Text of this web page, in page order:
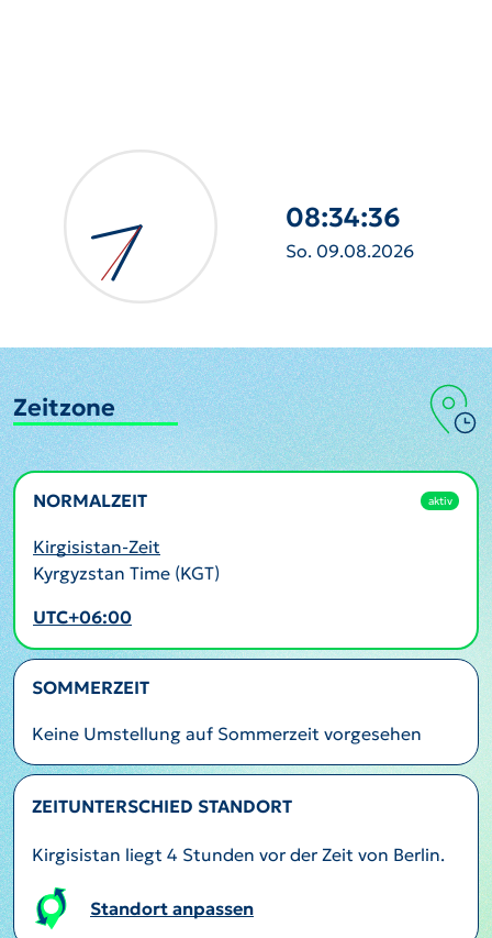
08:34:38
So. 09.08.2026
Zeitzone
NORMALZEIT aktiv
Kirgisistan-Zeit
Kyrgyzstan Time (KGT)
UTC+06:00
SOMMERZEIT
Keine Umstellung auf Sommerzeit vorgesehen
ZEITUNTERSCHIED STANDORT
Kirgisistan liegt 4 Stunden vor der Zeit von Berlin.
Standort anpassen